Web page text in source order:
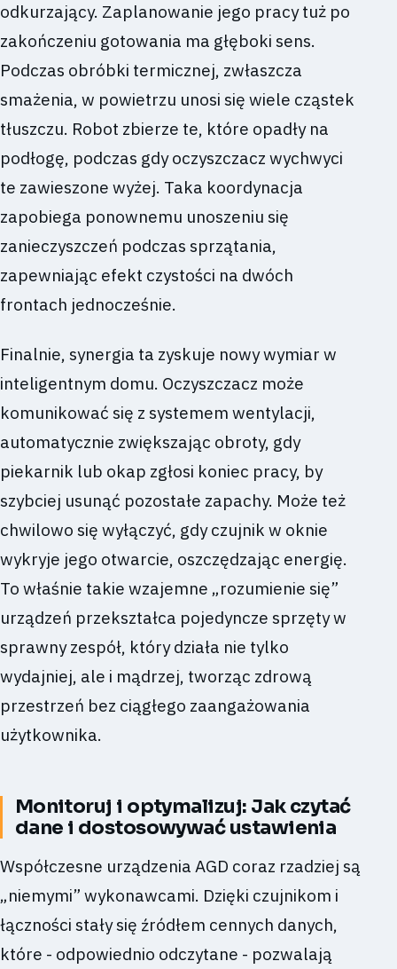
odkurzający. Zaplanowanie jego pracy tuż po
zakończeniu gotowania ma głęboki sens.
Podczas obróbki termicznej, zwłaszcza
smażenia, w powietrzu unosi się wiele cząstek
tłuszczu. Robot zbierze te, które opadły na
podłogę, podczas gdy oczyszczacz wychwyci
te zawieszone wyżej. Taka koordynacja
zapobiega ponownemu unoszeniu się
zanieczyszczeń podczas sprzątania,
zapewniając efekt czystości na dwóch
frontach jednocześnie.
Finalnie, synergia ta zyskuje nowy wymiar w
inteligentnym domu. Oczyszczacz może
komunikować się z systemem wentylacji,
automatycznie zwiększając obroty, gdy
piekarnik lub okap zgłosi koniec pracy, by
szybciej usunąć pozostałe zapachy. Może też
chwilowo się wyłączyć, gdy czujnik w oknie
wykryje jego otwarcie, oszczędzając energię.
To właśnie takie wzajemne „rozumienie się”
urządzeń przekształca pojedyncze sprzęty w
sprawny zespół, który działa nie tylko
wydajniej, ale i mądrzej, tworząc zdrową
przestrzeń bez ciągłego zaangażowania
użytkownika.
Monitoruj i optymalizuj: Jak czytać
dane i dostosowywać ustawienia
Współczesne urządzenia AGD coraz rzadziej są
„niemymi” wykonawcami. Dzięki czujnikom i
łączności stały się źródłem cennych danych,
które - odpowiednio odczytane - pozwalają